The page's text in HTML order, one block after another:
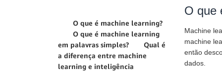
O que é machine learning?
O que é machine learning
em palavras simples?
Qual é
a diferença entre machine
learning e inteligência
O que
Machine
machine
então
dados.